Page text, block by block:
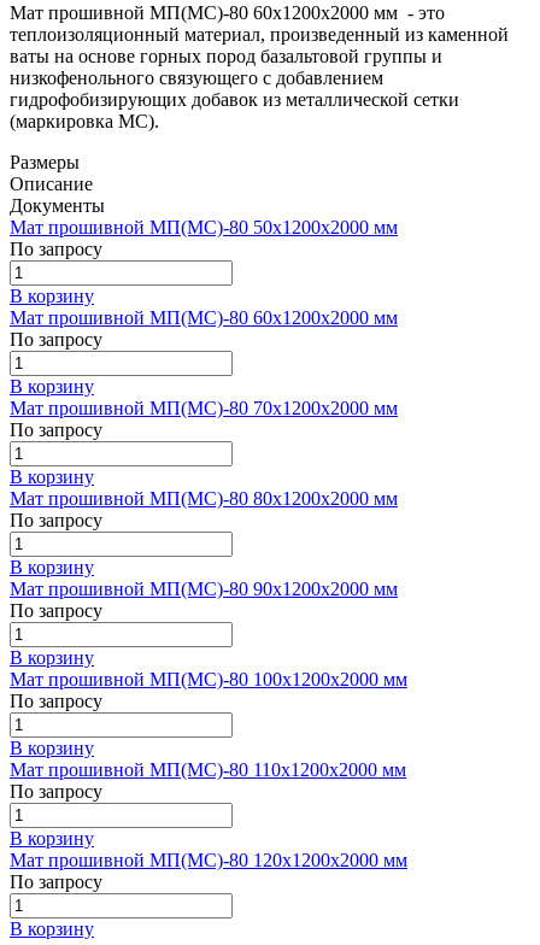
Мат прошивной МП(МС)-80 60х1200х2000 мм - это
теплоизоляционный материал, произведенный из каменной
ваты на основе горных пород базальтовой группы и
низкофенольного связующего с добавлением
гидрофобизирующих добавок из металлической сетки
(маркировка МС).
Размеры
Описание
Документы
Мат прошивной МП(МС)-80 50х1200х2000 мм
По запросу
В корзину
Мат прошивной МП(МС)-80 60х1200х2000 мм
По запросу
В корзину
Мат прошивной МП(МС)-80 70х1200х2000 мм
По запросу
В корзину
Мат прошивной МП(МС)-80 80х1200х2000 мм
По запросу
В корзину
Мат прошивной МП(МС)-80 90х1200х2000 мм
По запросу
В корзину
Мат прошивной МП(МС)-80 100х1200х2000 мм
По запросу
В корзину
Мат прошивной МП(МС)-80 110х1200х2000 мм
По запросу
В корзину
Мат прошивной МП(МС)-80 120х1200х2000 мм
По запросу
В корзину